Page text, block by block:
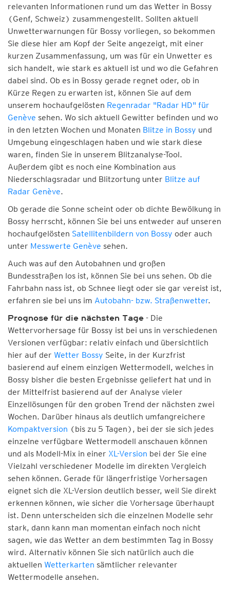
relevanten Informationen rund um das Wetter in Bossy
(Genf, Schweiz) zusammengestellt. Sollten aktuell
Unwetterwarnungen für Bossy vorliegen, so bekommen
Sie diese hier am Kopf der Seite angezeigt, mit einer
kurzen Zusammenfassung, um was für ein Unwetter es
sich handelt, wie stark es aktuell ist und wo die Gefahren
dabei sind. Ob es in Bossy gerade regnet oder, ob in
Kürze Regen zu erwarten ist, können Sie auf dem
unserem hochaufgelösten Regenradar "Radar HD" für
Genève sehen. Wo sich aktuell Gewitter befinden und wo
in den letzten Wochen und Monaten Blitze in Bossy und
Umgebung eingeschlagen haben und wie stark diese
waren, finden Sie in unserem Blitzanalyse-Tool.
Außerdem gibt es noch eine Kombination aus
Niederschlagsradar und Blitzortung unter Blitze auf
Radar Genève.
Ob gerade die Sonne scheint oder ob dichte Bewölkung in
Bossy herrscht, können Sie bei uns entweder auf unseren
hochaufgelösten Satellitenbildern von Bossy oder auch
unter Messwerte Genève sehen.
Auch was auf den Autobahnen und großen
Bundesstraßen los ist, können Sie bei uns sehen. Ob die
Fahrbahn nass ist, ob Schnee liegt oder sie gar vereist ist,
erfahren sie bei uns im Autobahn- bzw. Straßenwetter.
Prognose für die nächsten Tage - Die
Wettervorhersage für Bossy ist bei uns in verschiedenen
Versionen verfügbar: relativ einfach und übersichtlich
hier auf der Wetter Bossy Seite, in der Kurzfrist
basierend auf einem einzigen Wettermodell, welches in
Bossy bisher die besten Ergebnisse geliefert hat und in
der Mittelfrist basierend auf der Analyse vieler
Einzellösungen für den groben Trend der nächsten zwei
Wochen. Darüber hinaus als deutlich umfangreichere
Kompaktversion (bis zu 5 Tagen), bei der sie sich jedes
einzelne verfügbare Wettermodell anschauen können
und als Modell-Mix in einer XL-Version bei der Sie eine
Vielzahl verschiedener Modelle im direkten Vergleich
sehen können. Gerade für längerfristige Vorhersagen
eignet sich die XL-Version deutlich besser, weil Sie direkt
erkennen können, wie sicher die Vorhersage überhaupt
ist. Denn unterscheiden sich die einzelnen Modelle sehr
stark, dann kann man momentan einfach noch nicht
sagen, wie das Wetter an dem bestimmten Tag in Bossy
wird. Alternativ können Sie sich natürlich auch die
aktuellen Wetterkarten sämtlicher relevanter
Wettermodelle ansehen.